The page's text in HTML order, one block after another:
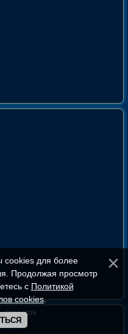
, 2008-2026
cookies для более
Продолжая просмотр
с Политикой
cookies.